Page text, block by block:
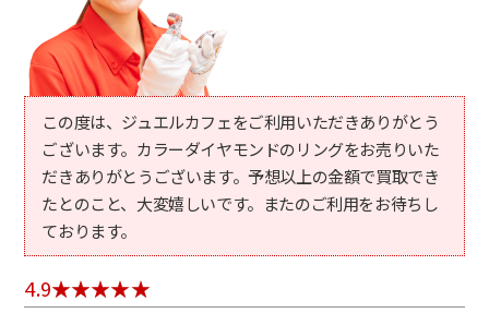
この度は、ジュエルカフェをご利用いただきありがとう
ございます。カラーダイヤモンドのリングをお売りいた
だきありがとうございます。予想以上の金額で買取でき
たとのこと、大変嬉しいです。またのご利用をお待ちし
ております。
4.9